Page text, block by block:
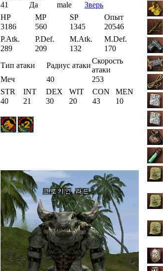
41
Да male
Зверь
HP
MP SP
Опыт
3186
560 1345
20546
P.Atk.
P.Def. M.Atk.
M.Def.
289
209 132
170
Тип атаки
Радиус атаки
Скорость
атаки
Меч
40
253
STR
INT DEX WIT CON
MEN
40
21 30 20 43 10